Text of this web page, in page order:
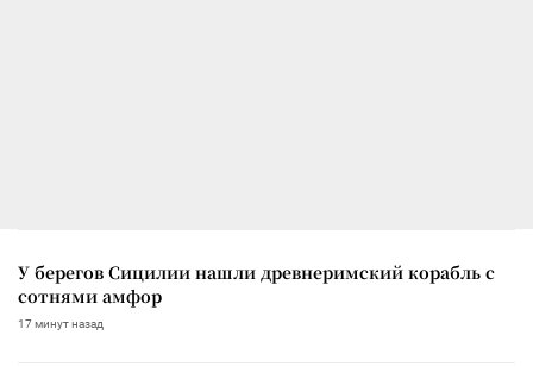
У берегов Сицилии нашли древнеримский корабль с
сотнями амфор
17 минут назад